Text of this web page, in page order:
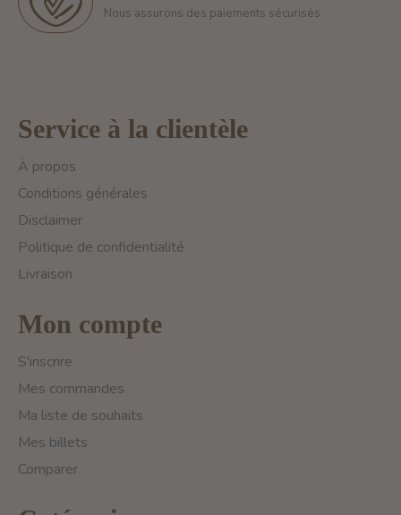
Nous assurons des paiements sécurisés
Service à la clientèle
À propos
Conditions générales
Disclaimer
Politique de confidentialité
Livraison
Mon compte
S'inscrire
Mes commandes
Ma liste de souhaits
Mes billets
Comparer